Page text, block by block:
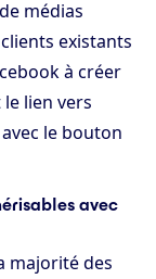
médias
existants
à créer
lien vers
le bouton
avec
majorité des